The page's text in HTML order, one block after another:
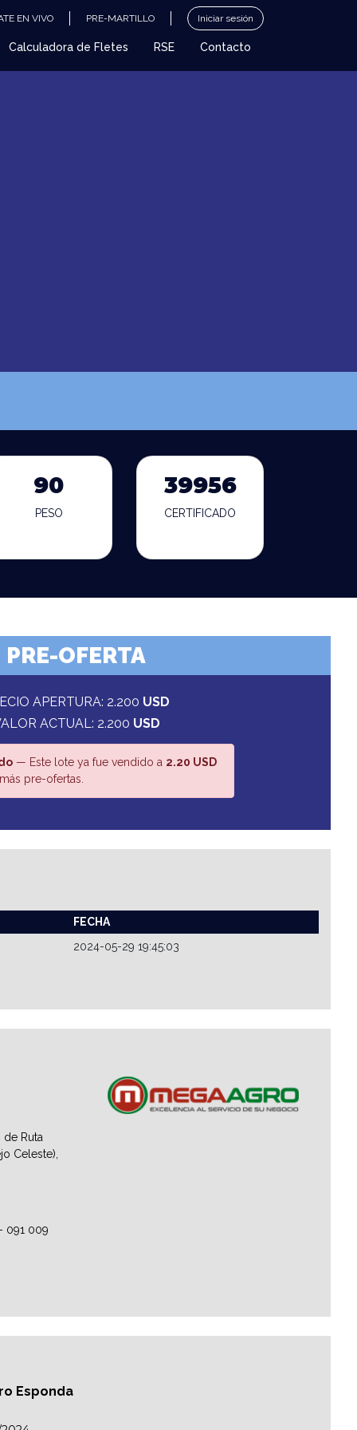
EN VIVO PRE-MARTILLO Iniciar sesión
Calculadora de Fletes RSE Contacto
90
PESO
39956
CERTIFICADO
PRE-OFERTA
APERTURA: 2.200 USD
ACTUAL: 2.200 USD
— Este lote ya fue vendido a 2.20 USD
pre-ofertas.
FECHA
2024-05-29 19:45:03
Ruta
Celeste),
091 009
Esponda